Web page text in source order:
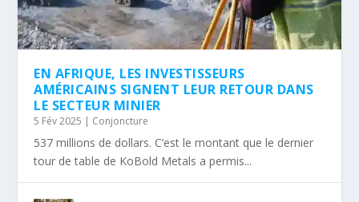
EN AFRIQUE, LES INVESTISSEURS
AMÉRICAINS SIGNENT LEUR RETOUR DANS
LE SECTEUR MINIER
5 Fév 2025 Conjoncture
537 millions de dollars. C’est le montant que le dernier
tour de table de KoBold Metals a permis...